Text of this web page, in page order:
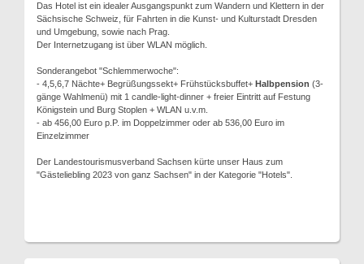
Das Hotel ist ein idealer Ausgangspunkt zum Wandern und Klettern in der
Sächsische Schweiz, für Fahrten in die Kunst- und Kulturstadt Dresden
und Umgebung, sowie nach Prag.
Der Internetzugang ist über WLAN möglich.
Sonderangebot "Schlemmerwoche":
- 4,5,6,7 Nächte+ Begrüßungssekt+ Frühstücksbuffet+ Halbpension (3-
gänge Wahlmenü) mit 1 candle-light-dinner + freier Eintritt auf Festung
Königstein und Burg Stoplen + WLAN u.v.m.
- ab 456,00 Euro p.P. im Doppelzimmer oder ab 536,00 Euro im
Einzelzimmer
Der Landestourismusverband Sachsen kürte unser Haus zum
"Gästeliebling 2023 von ganz Sachsen" in der Kategorie "Hotels".